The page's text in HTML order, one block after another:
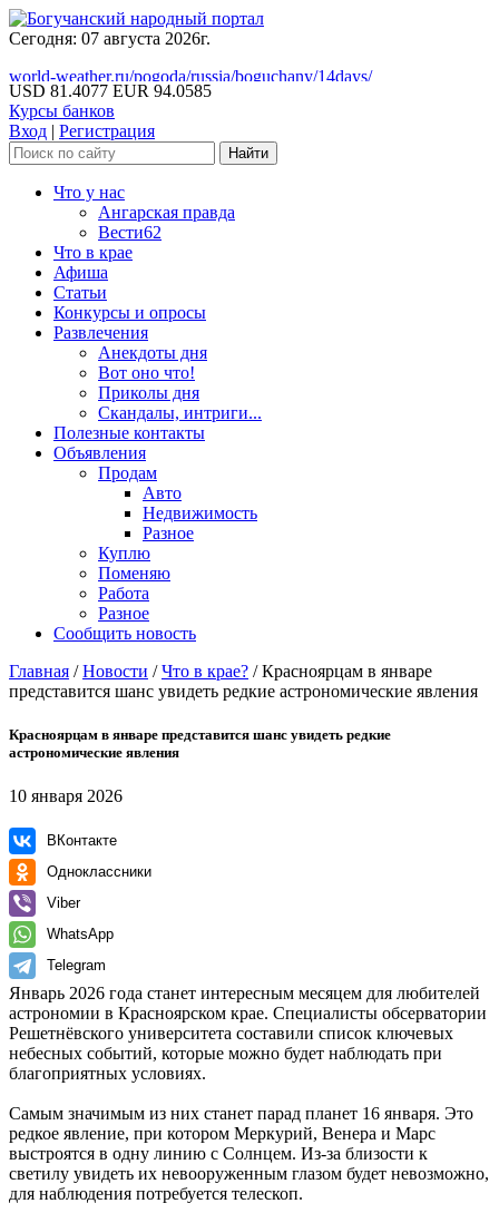
Сегодня: 07 августа 2026г.
world-weather.ru/pogoda/russia/boguchany/14days/
USD 81.4077 EUR 94.0585
Курсы банков
Вход | Регистрация
Что у нас
Ангарская правда
Вести62
Что в крае
Афиша
Статьи
Конкурсы и опросы
Развлечения
Анекдоты дня
Вот оно что!
Приколы дня
Скандалы, интриги...
Полезные контакты
Объявления
Продам
Авто
Недвижимость
Разное
Куплю
Поменяю
Работа
Разное
Сообщить новость
Главная /Новости /Что в крае? /Красноярцам в январе
представится шанс увидеть редкие астрономические явления
Красноярцам в январе представится шанс увидеть редкие
астрономические явления
10 января 2026
ВКонтакте
Одноклассники
Viber
WhatsApp
Telegram
Январь 2026 года станет интересным месяцем для любителей
астрономии в Красноярском крае. Специалисты обсерватории
Решетнёвского университета составили список ключевых
небесных событий, которые можно будет наблюдать при
благоприятных условиях.
Самым значимым из них станет парад планет 16 января. Это
редкое явление, при котором Меркурий, Венера и Марс
выстроятся в одну линию с Солнцем. Из-за близости к
светилу увидеть их невооруженным глазом будет невозможно,
для наблюдения потребуется телескоп.